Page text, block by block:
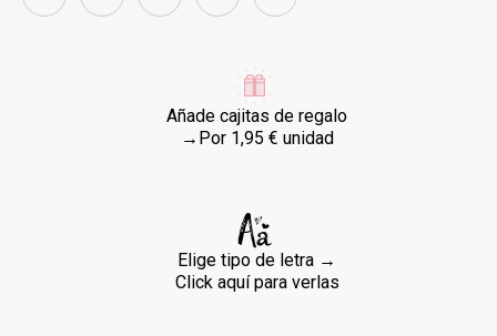
Añade cajitas de regalo
→Por 1,95 € unidad
Elige tipo de letra →
Click aquí para verlas